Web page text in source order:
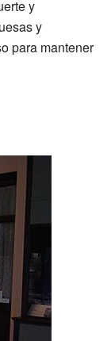
y
y
para mantener